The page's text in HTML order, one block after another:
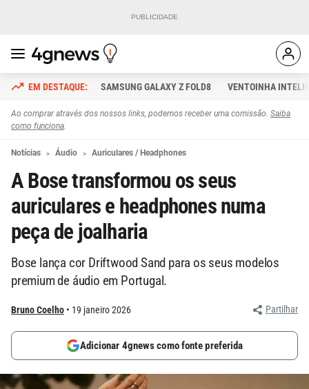
SAMSUNG GALAXY Z FOLD8 VENTOINHA
Ao comprar através dos nossos links, podemos receber uma comissão. Saiba
como funciona.
Notícias Áudio Auriculares / Headphones
A Bose transformou os seus
auriculares e headphones numa
peça de joalharia
Bose lança cor Driftwood Sand para os seus modelos
premium de áudio em Portugal.
Bruno Coelho 19 janeiro 2026 Partilhar
Adicionar 4gnews como fonte preferida